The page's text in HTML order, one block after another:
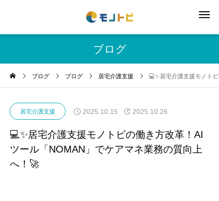
ブログ
ブログ ブログ 居宅介護支援 💻✨居宅介護支援モノト
居宅介護支援 2025.10.15 2025.10.26
💻✨居宅介護支援モノトビの働き方改革！AI
ツール「NOMAN」でケアマネ業務の質向上
へ！🚀